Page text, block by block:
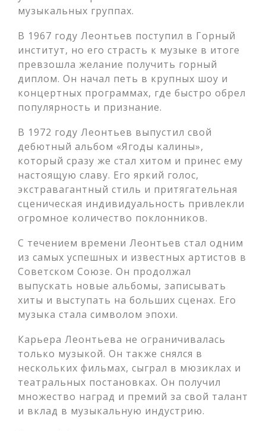
музыкальных группах.
В 1967 году Леонтьев поступил в Горный
институт, но его страсть к музыке в итоге
превзошла желание получить горный
диплом. Он начал петь в крупных шоу и
концертных программах, где быстро обрел
популярность и признание.
В 1972 году Леонтьев выпустил свой
дебютный альбом «Ягоды калины»,
который сразу же стал хитом и принес ему
настоящую славу. Его яркий голос,
экстравагантный стиль и притягательная
сценическая индивидуальность привлекли
огромное количество поклонников.
С течением времени Леонтьев стал одним
из самых успешных и известных артистов в
Советском Союзе. Он продолжал
выпускать новые альбомы, записывать
хиты и выступать на больших сценах. Его
музыка стала символом эпохи.
Карьера Леонтьева не ограничивалась
только музыкой. Он также снялся в
нескольких фильмах, сыграл в мюзиклах и
театральных постановках. Он получил
множество наград и премий за свой талант
и вклад в музыкальную индустрию.